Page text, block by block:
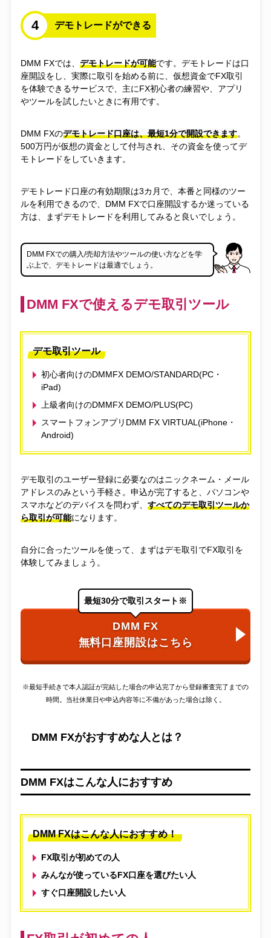
4 デモトレードができる
DMM FXでは、 デモトレードが可能です。デモトレードは口
座開設をし、実際に取引を始める前に、仮想資金でFX取引
を体験できるサービスで、主にFX初心者の練習や、アプリ
やツールを試したいときに有用です。
DMM FXのデモトレード口座は、最短1分で開設できます。
500万円が仮想の資金として付与され、その資金を使ってデ
モトレードをしていきます。
デモトレード口座の有効期限は3カ月で、本番と同様のツー
ルを利用できるので、DMM FXで口座開設するか迷っている
方は、まずデモトレードを利用してみると良いでしょう。
DMM FXでの購入/売却方法やツールの使い方などを学
ぶ上で、デモトレードは最適でしょう。
DMM FXで使えるデモ取引ツール
デモ取引ツール
初心者向けのDMMFX DEMO/STANDARD(PC・
iPad)
上級者向けのDMMFX DEMO/PLUS(PC)
スマートフォンアプリDMM FX VIRTUAL(iPhone・
Android)
デモ取引のユーザー登録に必要なのはニックネーム・メール
アドレスのみという手軽さ。申込が完了すると、パソコンや
スマホなどのデバイスを問わず、 すべてのデモ取引ツールか
ら取引が可能になります。
自分に合ったツールを使って、まずはデモ取引でFX取引を
体験してみましょう。
最短30分で取引スタート※
DMM FX
無料口座開設はこちら
※最短手続きで本人認証が完結した場合の申込完了から登録審査完了までの
時間。当社休業日や申込内容等に不備があった場合は除く。
DMM FXがおすすめな人とは？
DMM FXはこんな人におすすめ
DMM FXはこんな人におすすめ！
FX取引が初めての人
みんなが使っているFX口座を選びたい人
すぐ口座開設したい人